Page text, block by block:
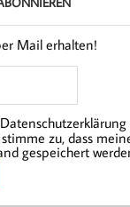
Mail erhalten!
zu, dass
gespeichert